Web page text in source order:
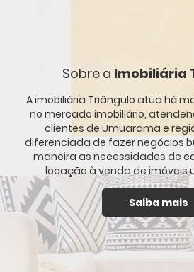
Sobre a Imobiliária
A imobiliária Triângulo atua há
no mercado imobiliário,
clientes de Umuarama e
diferenciada de fazer negócios
maneira as necessidades de
locação à venda de imóveis
Saiba mais